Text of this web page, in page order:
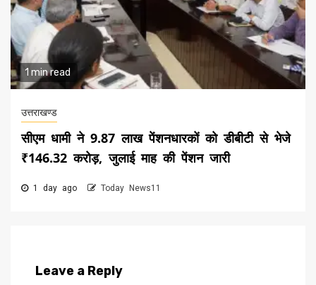
1 min read
उत्तराखण्ड
सीएम धामी ने 9.87 लाख पेंशनधारकों को डीबीटी से भेजे
₹146.32 करोड़, जुलाई माह की पेंशन जारी
1 day ago Today News11
Leave a Reply